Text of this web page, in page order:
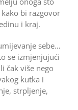
bi razgovor
i kraj.
sebe…
se izmjenjujući
čak više nego
kutka i
­strpljenje,